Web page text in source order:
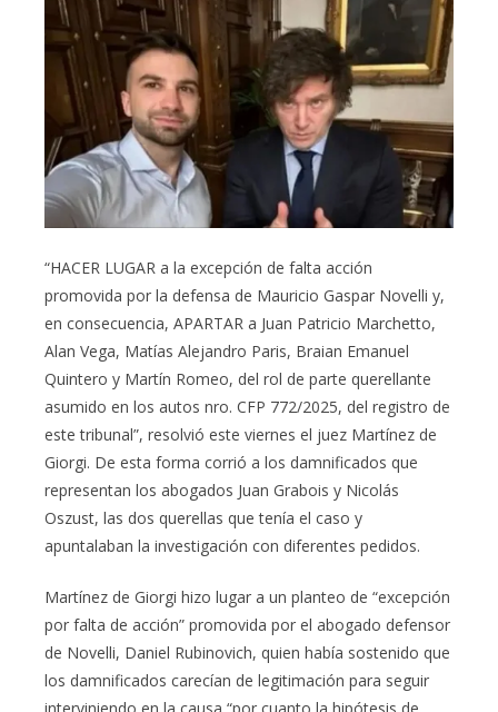
“HACER LUGAR a la excepción de falta acción
promovida por la defensa de Mauricio Gaspar Novelli y,
en consecuencia, APARTAR a Juan Patricio Marchetto,
Alan Vega, Matías Alejandro Paris, Braian Emanuel
Quintero y Martín Romeo, del rol de parte querellante
asumido en los autos nro. CFP 772/2025, del registro de
este tribunal”, resolvió este viernes el juez Martínez de
Giorgi. De esta forma corrió a los damnificados que
representan los abogados Juan Grabois y Nicolás
Oszust, las dos querellas que tenía el caso y
apuntalaban la investigación con diferentes pedidos.
Martínez de Giorgi hizo lugar a un planteo de “excepción
por falta de acción” promovida por el abogado defensor
de Novelli, Daniel Rubinovich, quien había sostenido que
los damnificados carecían de legitimación para seguir